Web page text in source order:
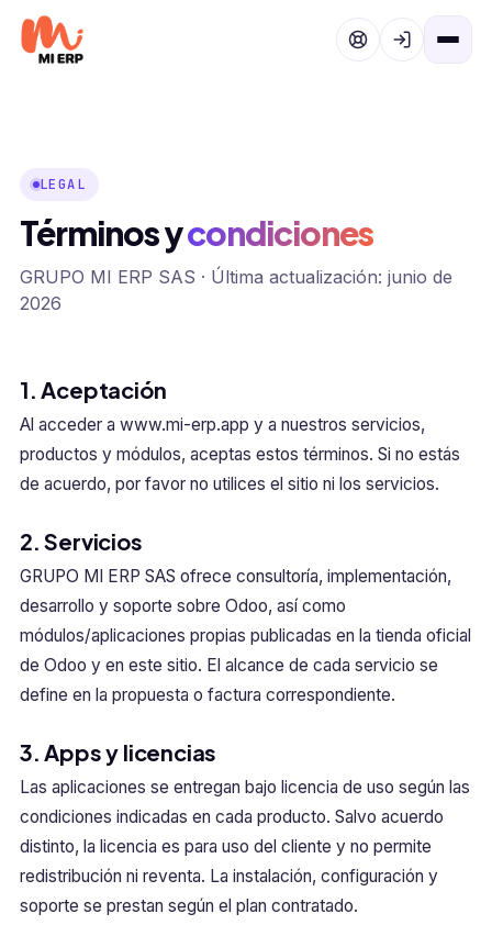
Ir al contenido
LEGAL
Términos ycondiciones
GRUPO MI ERP SAS · Última actualización: junio de
2026
1. Aceptación
Al acceder a www.mi-erp.app y a nuestros servicios,
productos y módulos, aceptas estos términos. Si no estás
de acuerdo, por favor no utilices el sitio ni los servicios.
2. Servicios
GRUPO MI ERP SAS ofrece consultoría, implementación,
desarrollo y soporte sobre Odoo, así como
módulos/aplicaciones propias publicadas en la tienda oficial
de Odoo y en este sitio. El alcance de cada servicio se
define en la propuesta o factura correspondiente.
3. Apps y licencias
Las aplicaciones se entregan bajo licencia de uso según las
condiciones indicadas en cada producto. Salvo acuerdo
distinto, la licencia es para uso del cliente y no permite
redistribución ni reventa. La instalación, configuración y
soporte se prestan según el plan contratado.